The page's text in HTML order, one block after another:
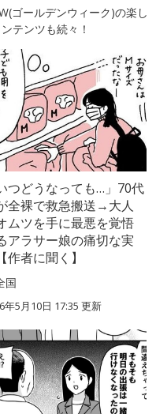
ゴールデンウィーク)の楽し
テンツも続々！
つどうなっても…」70代
全裸で救急搬送→大人
ムツを手に最悪を覚悟
アラサー娘の痛切な実
作者に聞く】
国
年5月10日 17:35 更新